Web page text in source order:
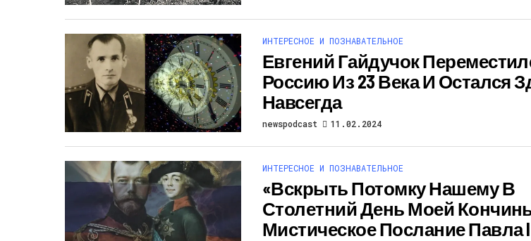
ИНТЕРЕСНОЕ И ПОЗНАВАТЕЛЬНОЕ
Евгений Гайдучок
Россию Из 23 Века И Остался
Навсегда
newspodcast 11.02.2024
ИНТЕРЕСНОЕ И ПОЗНАВАТЕЛЬНОЕ
«Вскрыть Потомку Нашему В
Столетний День Моей
Мистическое Послание Павла I